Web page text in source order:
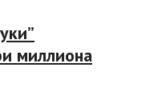
миллиона